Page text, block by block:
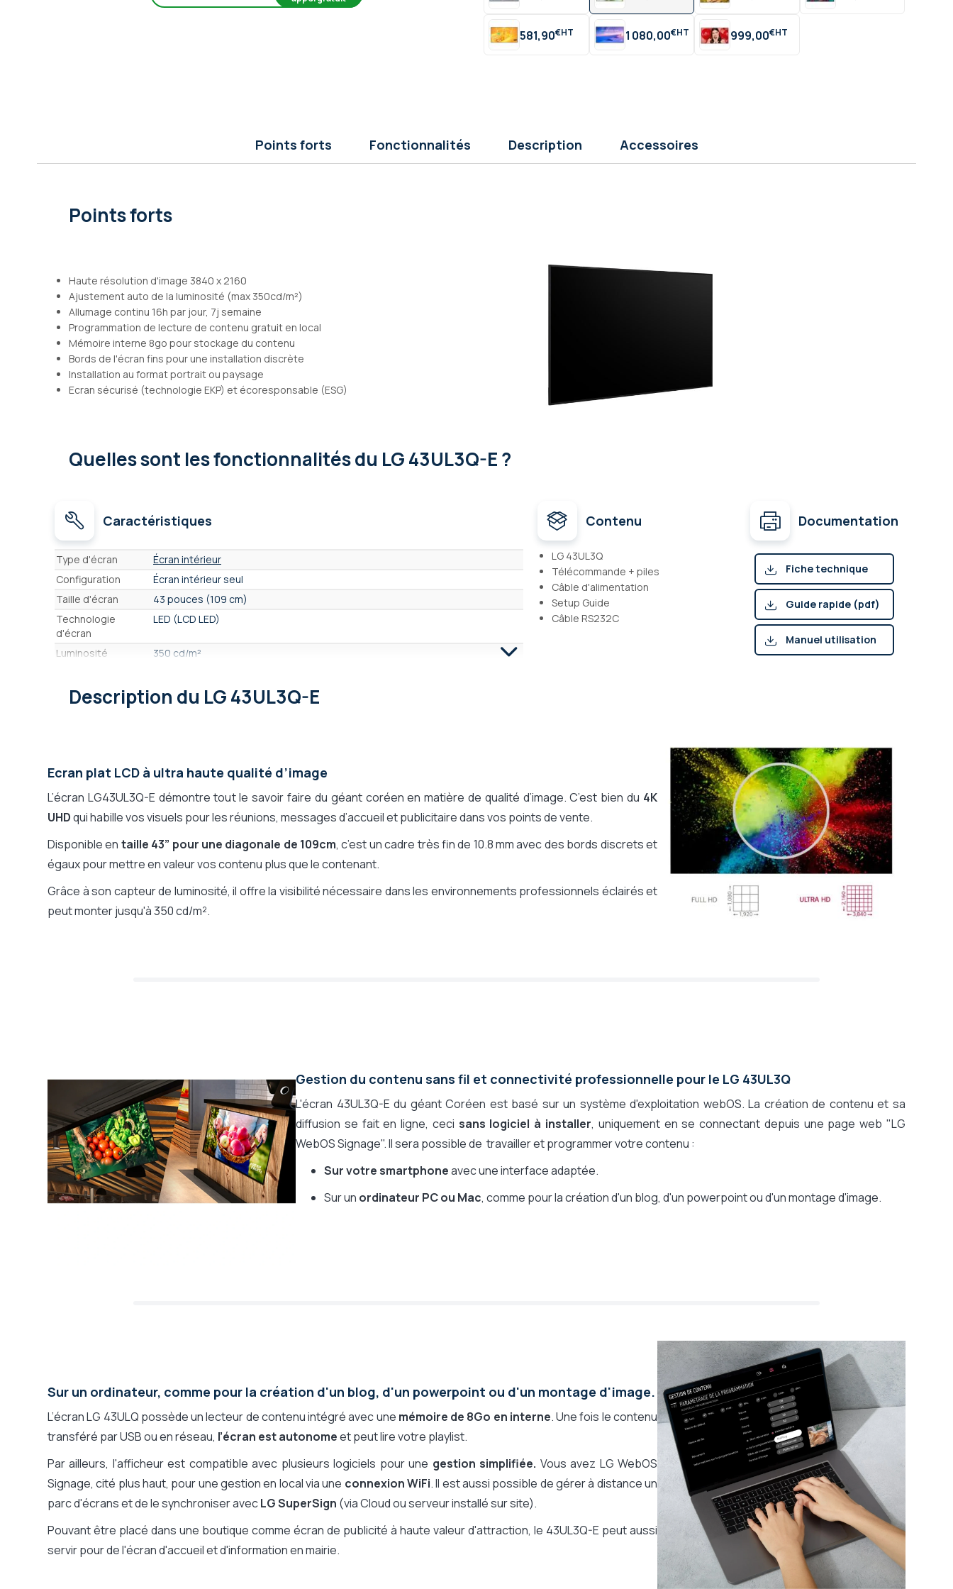
581,90€ 1 080,00€ 999,00€
Points forts Fonctionnalités Description Accessoires
Points forts
Haute résolution d'image 3840 x 2160
Ajustement auto de la luminosité (max 350cd/m²)
Allumage continu 16h par jour, 7j semaine
Programmation de lecture de contenu gratuit en local
Mémoire interne 8go pour stockage du contenu
Bords de l'écran fins pour une installation discrète
Installation au format portrait ou paysage
Ecran sécurisé (technologie EKP) et écoresponsable (ESG)
Quelles sont les fonctionnalitésdu LG 43UL3Q-E ?
Caractéristiques
Caractéristiques
Type d'écran
Écran intérieur
Configuration
Écran intérieur seul
Taille d'écran
43 pouces (109 cm)
Technologie
d'écran
LED (LCD LED)
Luminosité
350 cd/m²
Résolution
8,3 Mpx - 3840 x 2160 - UHD 4K
Écran conçu pour
fonctionnement
Utilisateur, Famille
d'OS
d'exploitation
(détaillé)
Système
d'affichage
dynamique intégré
affichage vertical
Avec tuner TNT
Non
Wifi
Oui
Bluetooth
Oui
Taille VESA (trous
vis pour fixation ;
LxH)
200 x 200
Dock USB-C intégré Non
Contenu
LG 43UL3Q
Télécommande + piles
Câble d'alimentation
Setup Guide
Câble RS232C
Documentation
Fiche technique
Guide rapide (pdf)
Manuel utilisation
Description du LG 43UL3Q-E
Ecran plat LCD à ultra haute qualité d’image
L’écran LG43UL3Q-E démontre tout le savoir faire du géant coréen en matière de qualité d’image. C’est bien du 4K
UHDqui habille vos visuels pour les réunions, messages d’accueil et publicitaire dans vos points de vente.
Disponible en taille 43” pour une diagonale de 109cm, c’est un cadre très fin de 10.8 mm avec des bords discrets et
égaux pour mettre en valeur vos contenu plus que le contenant.
Grâce à son capteur de luminosité, il offre la visibilité nécessaire dans les environnements professionnels éclairés et
peut monter jusqu'à 350 cd/m².
Gestion du contenu sans fil et connectivité professionnelle pour le LG 43UL3Q
L'écran 43UL3Q-E du géant Coréen est basé sur un système d'exploitation webOS. La création de contenu et sa
diffusion se fait en ligne, ceci sans logiciel à installer, uniquement en se connectant depuis une page web "LG
WebOS Signage". Il sera possible de travailler et programmer votre contenu :
Sur votre smartphoneavec une interface adaptée.
Sur un ordinateur PC ou Mac, comme pour la création d'un blog, d'un powerpoint ou d'un montage d'image.
Sur un ordinateur, comme pour la création d'un blog, d'un powerpoint ou d'un montage d'image.
L’écran LG 43ULQ possède un lecteur de contenu intégré avec une mémoire de 8Go en interne. Une fois le contenu
transféré par USB ou en réseau, l’écran est autonomeet peut lire votre playlist.
Par ailleurs, l'afficheur est compatible avec plusieurs logiciels pour une gestion simplifiée. Vous avez LG WebOS
Signage, cité plus haut, pour une gestion en local via une connexion WiFi. Il est aussi possible de gérer à distance un
parc d'écrans et de le synchroniser avecLG SuperSign (via Cloud ou serveur installé sur site).
Pouvant être placé dans une boutique comme écran de publicité à haute valeur d'attraction, le 43UL3Q-E peut aussi
servir pour de l'écran d'accueil et d'information en mairie.